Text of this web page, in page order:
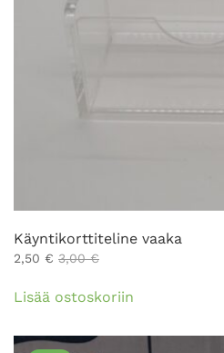
Käyntikorttiteline vaaka
2,50 € 3,00€
Lisää ostoskoriin